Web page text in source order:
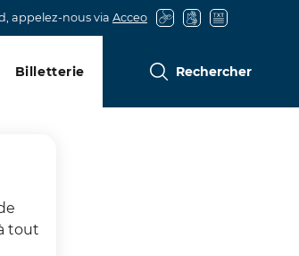
tout
appelez-nous via Acceo
Billetterie Rechercher